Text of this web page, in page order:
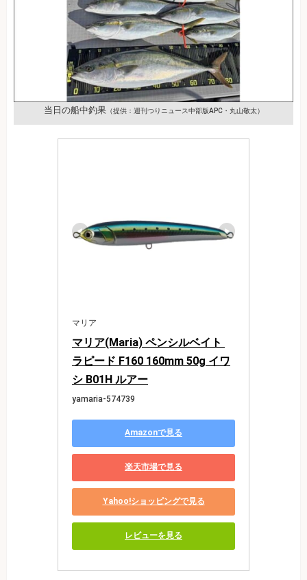
当日の船中釣果（提供：週刊つりニュース中部版APC・丸山敬太）
マリア
マリア(Maria) ペンシルベイト
ラピード F160 160mm 50g イワ
シ B01H ルアー
yamaria-574739
Amazonで見る
楽天市場で見る
Yahoo!ショッピングで見る
レビューを見る